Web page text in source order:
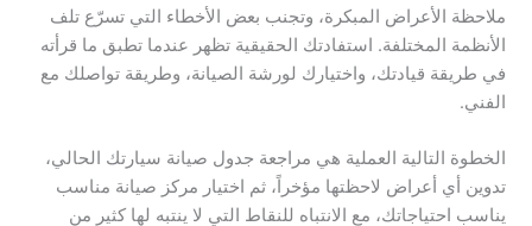
ملاحظة الأعراض المبكرة، وتجنب بعض الأخطاء التي تسرّع تلف
الأنظمة المختلفة. استفادتك الحقيقية تظهر عندما تطبق ما قرأته
في طريقة قيادتك، واختيارك لورشة الصيانة، وطريقة تواصلك مع
الفني.
الخطوة التالية العملية هي مراجعة جدول صيانة سيارتك الحالي،
تدوين أي أعراض لاحظتها مؤخراً، ثم اختيار مركز صيانة مناسب
يناسب احتياجاتك، مع الانتباه للنقاط التي لا ينتبه لها كثير من